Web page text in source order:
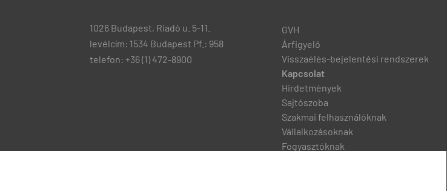
1026 Budapest, Riadó u. 5-11.
levélcím: 1534 Budapest Pf.: 958
telefon: +36 (1) 472-8900
GVH
Árfigyelő
Visszaélés-bejelentési rendszerek
Kapcsolat
Hirdetmények
Sajtószoba
Szakmai felhasználóknak
Vállalkozásoknak
Fogyasztóknak